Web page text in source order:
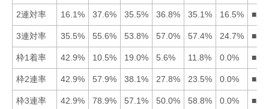
2連対率 16.1% 37.6% 35.5% 36.8% 35.1% 16.5%
3連対率 35.5% 55.6% 53.8% 57.0% 57.4% 24.7%
枠1着率 42.9% 10.5% 19.0% 5.6% 11.8% 0.0%
枠2連率 42.9% 57.9% 38.1% 27.8% 23.5% 0.0%
枠3連率 42.9% 78.9% 57.1% 50.0% 58.8% 0.0%